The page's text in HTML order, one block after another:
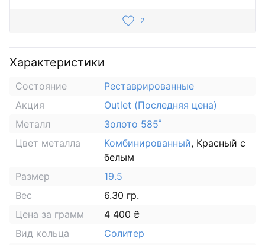
2
Характеристики
Состояние
Реставрированные
Акция
Outlet (Последняя цена)
Металл
Золото 585˚
Цвет металла
Комбинированный, Красный с
белым
Размер
19.5
Вес
6.30 гр.
Цена за грамм
4 400 ₴
Вид кольца
Солитер